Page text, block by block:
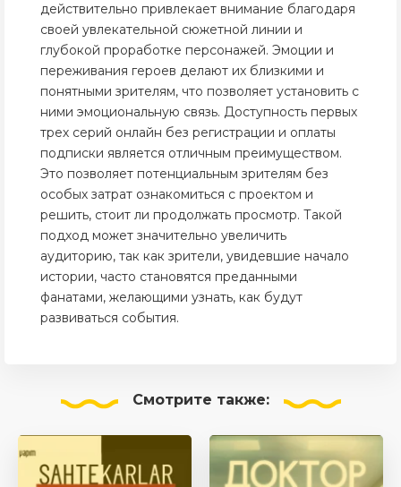
действительно привлекает внимание благодаря
своей увлекательной сюжетной линии и
глубокой проработке персонажей. Эмоции и
переживания героев делают их близкими и
понятными зрителям, что позволяет установить с
ними эмоциональную связь. Доступность первых
трех серий онлайн без регистрации и оплаты
подписки является отличным преимуществом.
Это позволяет потенциальным зрителям без
особых затрат ознакомиться с проектом и
решить, стоит ли продолжать просмотр. Такой
подход может значительно увеличить
аудиторию, так как зрители, увидевшие начало
истории, часто становятся преданными
фанатами, желающими узнать, как будут
развиваться события.
Смотрите также: